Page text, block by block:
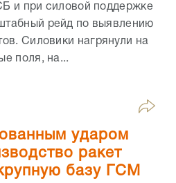
и при силовой поддержке
рейд по выявлению
Силовики нагрянули на
поля, на...
ударом
ракет
базу ГСМ